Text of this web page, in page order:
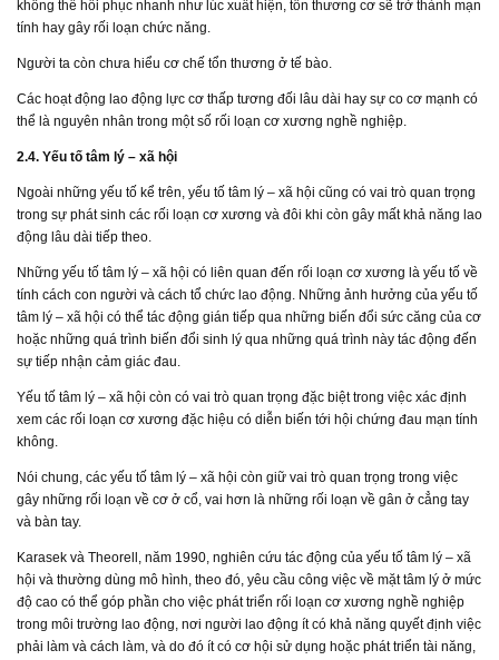
không thể hồi phục nhanh như lúc xuất hiện, tổn thương cơ sẽ trở thành mạn
tính hay gây rối loạn chức năng.
Người ta còn chưa hiểu cơ chế tổn thương ở tế bào.
Các hoạt động lao động lực cơ thấp tương đối lâu dài hay sự co cơ mạnh có
thể là nguyên nhân trong một số rối loạn cơ xương nghề nghiệp.
2.4. Yếu tố tâm lý – xã hội
Ngoài những yếu tố kể trên, yếu tố tâm lý – xã hội cũng có vai trò quan trọng
trong sự phát sinh các rối loạn cơ xương và đôi khi còn gây mất khả năng lao
động lâu dài tiếp theo.
Những yếu tố tâm lý – xã hội có liên quan đến rối loạn cơ xương là yếu tố về
tính cách con người và cách tổ chức lao động. Những ảnh hưởng của yếu tố
tâm lý – xã hội có thể tác động gián tiếp qua những biến đổi sức căng của cơ
hoặc những quá trình biến đổi sinh lý qua những quá trình này tác động đến
sự tiếp nhận cảm giác đau.
Yếu tố tâm lý – xã hội còn có vai trò quan trọng đặc biệt trong việc xác định
xem các rối loạn cơ xương đặc hiệu có diễn biến tới hội chứng đau mạn tính
không.
Nói chung, các yếu tố tâm lý – xã hội còn giữ vai trò quan trọng trong việc
gây những rối loạn về cơ ở cổ, vai hơn là những rối loạn về gân ở cẳng tay
và bàn tay.
Karasek và Theorell, năm 1990, nghiên cứu tác động của yếu tố tâm lý – xã
hội và thường dùng mô hình, theo đó, yêu cầu công việc về mặt tâm lý ở mức
độ cao có thể góp phần cho việc phát triển rối loạn cơ xương nghề nghiệp
trong môi trường lao động, nơi người lao động ít có khả năng quyết định việc
phải làm và cách làm, và do đó ít có cơ hội sử dụng hoặc phát triển tài năng,